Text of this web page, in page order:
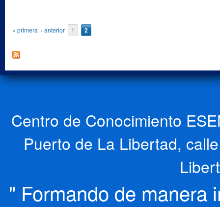
Páginas
« primera ‹ anterior 1 2
Centro de Conocimiento
Puerto de La Libertad,
" Formando de manera